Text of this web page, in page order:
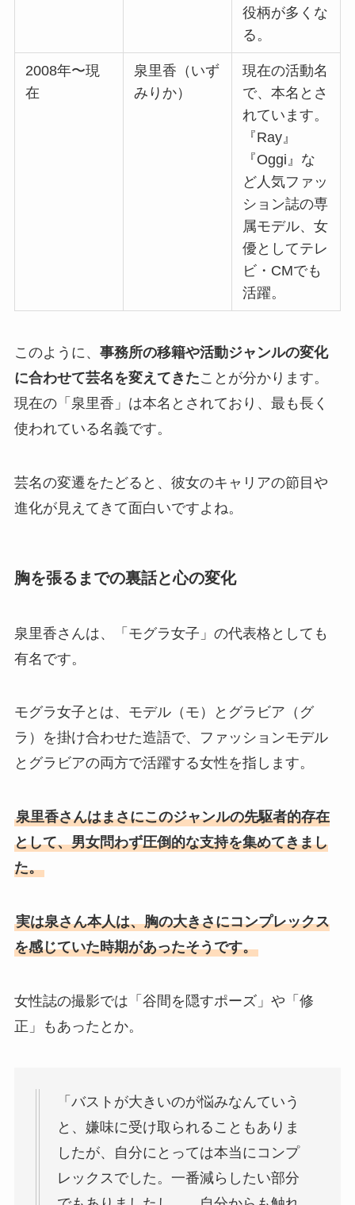
役柄が多くな
る。
2008年〜現
在
泉里香（いず
みりか）
現在の活動名
で、本名とさ
れています。
『Ray』
『Oggi』な
ど人気ファッ
ション誌の専
属モデル、女
優としてテレ
ビ・CMでも
活躍。
このように、 事務所の移籍や活動ジャンルの変化
に合わせて芸名を変えてきたことが分かります。
現在の「泉里香」は本名とされており、最も長く
使われている名義です。
芸名の変遷をたどると、彼女のキャリアの節目や
進化が見えてきて面白いですよね。
胸を張るまでの裏話と心の変化
泉里香さんは、「モグラ女子」の代表格としても
有名です。
モグラ女子とは、モデル（モ）とグラビア（グ
ラ）を掛け合わせた造語で、ファッションモデル
とグラビアの両方で活躍する女性を指します。
泉里香さんはまさにこのジャンルの先駆者的存在
として、男女問わず圧倒的な支持を集めてきまし
た。
実は泉さん本人は、胸の大きさにコンプレックス
を感じていた時期があったそうです。
女性誌の撮影では「谷間を隠すポーズ」や「修
正」もあったとか。
「バストが大きいのが悩みなんていう
と、嫌味に受け取られることもありま
したが、自分にとっては本当にコンプ
レックスでした。一番減らしたい部分